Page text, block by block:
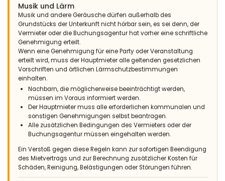
Musik und Lärm
Musik und andere Geräusche dürfen außerhalb des
Grundstücks der Unterkunft nicht hörbar sein, es sei denn, der
Vermieter oder die Buchungsagentur hat vorher eine schriftliche
Genehmigung erteilt.
Wenn eine Genehmigung für eine Party oder Veranstaltung
erteilt wird, muss der Hauptmieter alle geltenden gesetzlichen
Vorschriften und örtlichen Lärmschutzbestimmungen
einhalten.
Nachbarn, die möglicherweise beeinträchtigt werden,
müssen im Voraus informiert werden.
Der Hauptmieter muss alle erforderlichen kommunalen und
sonstigen Genehmigungen selbst beantragen.
Alle zusätzlichen Bedingungen des Vermieters oder der
Buchungsagentur müssen eingehalten werden.
Ein Verstoß gegen diese Regeln kann zur sofortigen Beendigung
des Mietvertrags und zur Berechnung zusätzlicher Kosten für
Schäden, Reinigung, Belästigungen oder Störungen führen.